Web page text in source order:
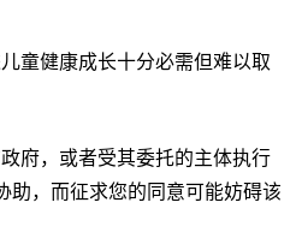
童健康成长十分必需但难以取
府，或者受其委托的主体执行
助，而征求您的同意可能妨碍该